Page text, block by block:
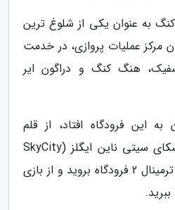
به عنوان یکی از شلوغ ترین
مرکز عملیات پروازی، در خدمت
هنگ کنگ و دراگون ایر
به این فرودگاه افتاد، از قلم
نیاندازید به زمین گلف اسکای سیتی ناین ایگلز (SkyCity
Nine Eagles) در نزدیکی ترمینال 2 فرودگاه بروید و از بازی